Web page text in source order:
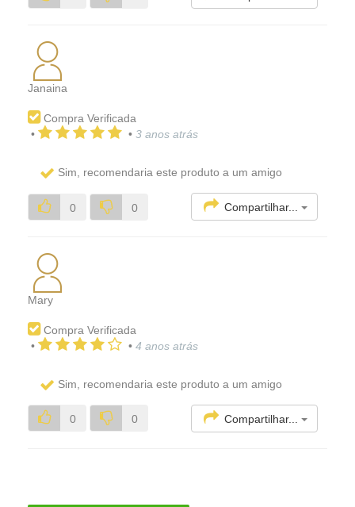
Janaina
Compra Verificada
•
• 3 anos atrás
Sim, recomendaria este produto a um amigo
0 0 Compartilhar...
Mary
Compra Verificada
•
• 4 anos atrás
Sim, recomendaria este produto a um amigo
0 0 Compartilhar...